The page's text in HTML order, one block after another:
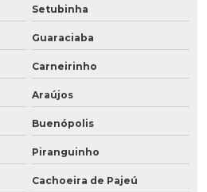
Setubinha
Guaraciaba
Carneirinho
Araújos
Buenópolis
Piranguinho
Cachoeira de Pajeú